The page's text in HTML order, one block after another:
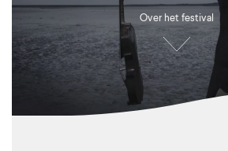
Over het festival